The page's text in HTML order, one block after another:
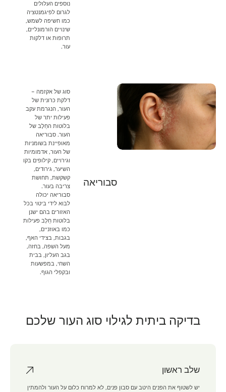
נוספים העלולים
לגרום לפיגמנטציה
כמו חשיפה לשמש,
שינויים הורמונליים,
תרופות או דלקות
עור.
סבוריאה
סוג של אקזמה –
דלקת כרונית של
העור, הנגרמת עקב
פעילות יתר של
בלוטות החֵלֶב של
העור. סבוריאה
מאופיינת בשומניות
של העור, אדמומיות
וגירויים, קילופים בקו
השיער, גירודים,
קשקשת, תחושת
צריבה בעור.
סבוריאה יכולה
לבוא לידי ביטוי בכל
האזורים בהם ישנן
בלוטות חֵלֶב פעילות
כמו באוזניים,
בגבות, בצידי האף,
מעל השפה, בחזה,
בגב העליון, בבית
השחי, במפשעות
ובקפלי הגוף.
בדיקה ביתית לגילוי סוג העור שלכם
שלב ראשון
יש לשטוף את הפנים היטב עם סבון פנים, לא למרוח כלום על העור ולהמתין